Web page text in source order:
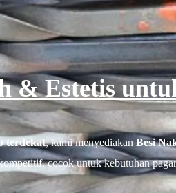
& Estetis
terdekat, kami menyediakan Besi
cocok untuk kebutuhan